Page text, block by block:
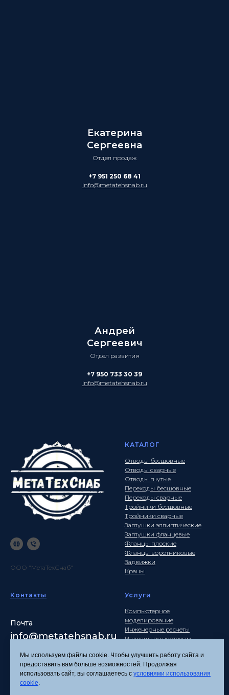
Екатерина
Сергеевна
Отдел продаж
+7 951 250 68 41
info@metatehsnab.ru
Андрей
Сергеевич
Отдел развития
+7 950 733 30 39
info@metatehsnab.ru
ООО "МетаТехСнаб"
КАТАЛОГ
Отводы бесшовные
Отводы сварные
Отводы гнутые
Переходы бесшовные
Переходы сварные
Тройники бесшовные
Тройники сварные
Заглушки эллиптические
Заглушки фланцевые
Фланцы плоские
Фланцы воротниковые
Задвижки
Краны
Контакты
Почта
info@metatehsnab.ru
Услуги
Компьютерное
моделирование
Инженерные расчеты
Изделия по чертежам
Политика
Мы используем файлы cookie. Чтобы улучшить работу сайта и
предоставить вам больше возможностей. Продолжая
использовать сайт, вы соглашаетесь с условиями использования
cookie.